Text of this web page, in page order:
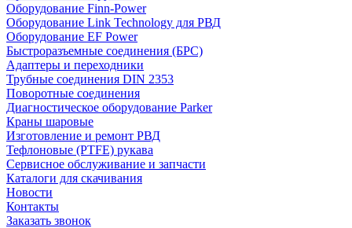
Оборудование Finn-Power
Оборудование Link Technology для РВД
Оборудование EF Power
Быстроразъемные соединения (БРС)
Адаптеры и переходники
Трубные соединения DIN 2353
Поворотные соединения
Диагностическое оборудование Parker
Краны шаровые
Изготовление и ремонт РВД
Тефлоновые (PTFE) рукава
Сервисное обслуживание и запчасти
Каталоги для скачивания
Новости
Контакты
Заказать звонок